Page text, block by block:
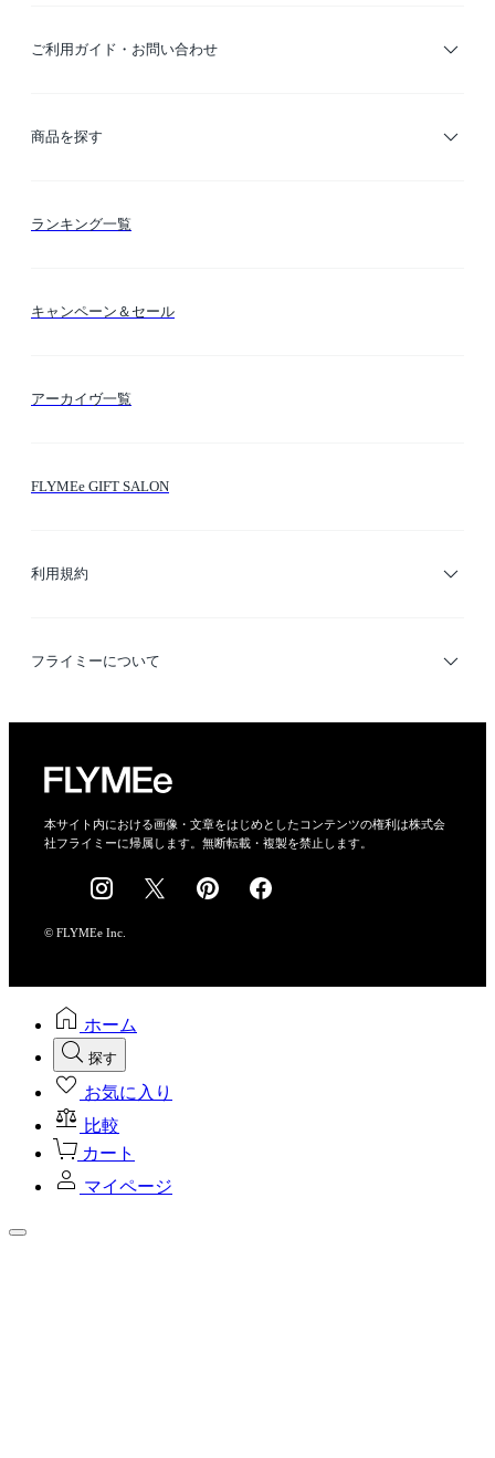
ご利用ガイド・お問い合わせ
ご利用ガイド
商品を探す
カテゴリー検索
ランキング一覧
キャンペーン＆セール
アーカイヴ一覧
FLYMEe GIFT SALON
利用規約
利用規約
フライミーについて
会社概要
採用情報
本サイト内における画像・文章をはじめとしたコンテンツの権利は株式会
社フライミーに帰属します。無断転載・複製を禁止します。
© FLYMEe Inc.
ホーム
探す
お気に入り
比較
カート
マイページ